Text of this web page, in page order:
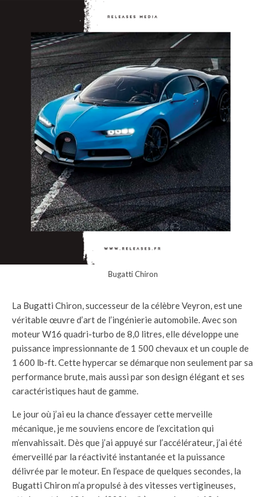
Bugatti Chiron
La Bugatti Chiron, successeur de la célèbre Veyron, est une
véritable œuvre d’art de l’ingénierie automobile. Avec son
moteur W16 quadri-turbo de 8,0 litres, elle développe une
puissance impressionnante de 1 500 chevaux et un couple de
1 600 lb-ft. Cette hypercar se démarque non seulement par sa
performance brute, mais aussi par son design élégant et ses
caractéristiques haut de gamme.
Le jour où j’ai eu la chance d’essayer cette merveille
mécanique, je me souviens encore de l’excitation qui
m’envahissait. Dès que j’ai appuyé sur l’accélérateur, j’ai été
émerveillé par la réactivité instantanée et la puissance
délivrée par le moteur. En l’espace de quelques secondes, la
Bugatti Chiron m’a propulsé à des vitesses vertigineuses,